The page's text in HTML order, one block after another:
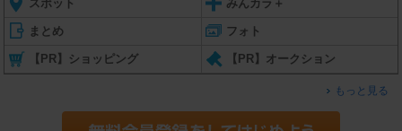
スポット みんカラ＋
まとめ フォト
【PR】ショッピング 【PR】オークション
もっと見る